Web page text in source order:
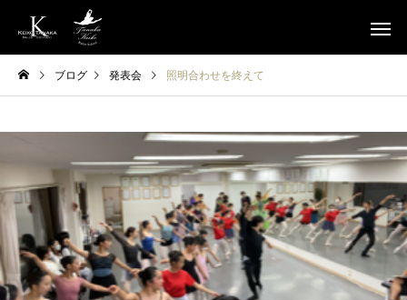
ブログ 発表会 照明合わせを終えて